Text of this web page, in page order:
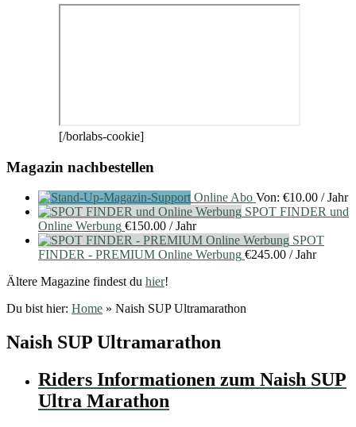
[/borlabs-cookie]
Magazin nachbestellen
Online Abo Von: €10.00 / Jahr
SPOT FINDER und
Online Werbung €150.00 / Jahr
SPOT
FINDER - PREMIUM Online Werbung €245.00 / Jahr
Ältere Magazine findest du hier!
Du bist hier: Home » Naish SUP Ultramarathon
Naish SUP Ultramarathon
Riders Informationen zum Naish SUP
Ultra Marathon